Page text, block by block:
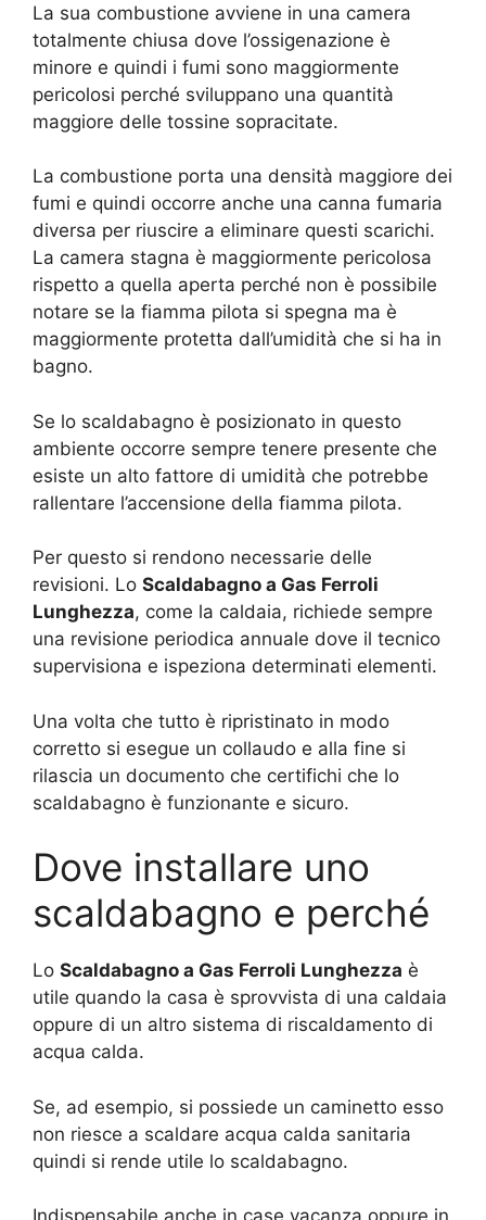
La sua combustione avviene in una camera
totalmente chiusa dove l’ossigenazione è
minore e quindi i fumi sono maggiormente
pericolosi perché sviluppano una quantità
maggiore delle tossine sopracitate.
La combustione porta una densità maggiore dei
fumi e quindi occorre anche una canna fumaria
diversa per riuscire a eliminare questi scarichi.
La camera stagna è maggiormente pericolosa
rispetto a quella aperta perché non è possibile
notare se la fiamma pilota si spegna ma è
maggiormente protetta dall’umidità che si ha in
bagno.
Se lo scaldabagno è posizionato in questo
ambiente occorre sempre tenere presente che
esiste un alto fattore di umidità che potrebbe
rallentare l’accensione della fiamma pilota.
Per questo si rendono necessarie delle
revisioni. Lo Scaldabagno a Gas Ferroli
Lunghezza, come la caldaia, richiede sempre
una revisione periodica annuale dove il tecnico
supervisiona e ispeziona determinati elementi.
Una volta che tutto è ripristinato in modo
corretto si esegue un collaudo e alla fine si
rilascia un documento che certifichi che lo
scaldabagno è funzionante e sicuro.
Dove installare uno
scaldabagno e perché
Lo Scaldabagno a Gas Ferroli Lunghezza è
utile quando la casa è sprovvista di una caldaia
oppure di un altro sistema di riscaldamento di
acqua calda.
Se, ad esempio, si possiede un caminetto esso
non riesce a scaldare acqua calda sanitaria
quindi si rende utile lo scaldabagno.